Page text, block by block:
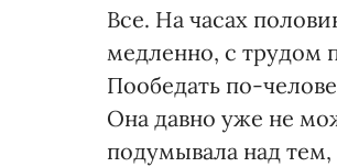
Все. На часах
медленно, с трудом
Пообедать по-
Она давно уже не
подумывала над